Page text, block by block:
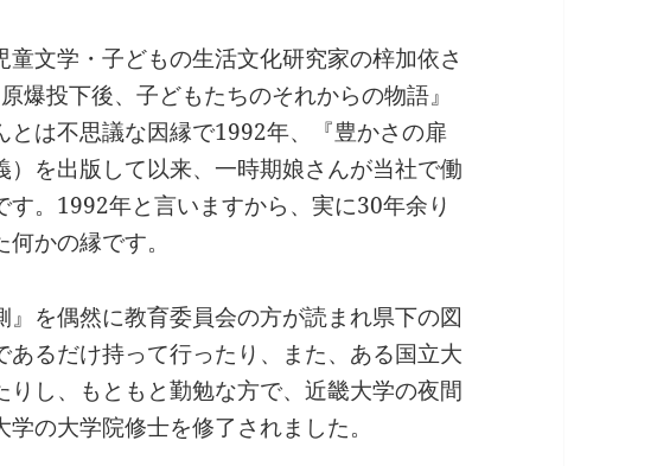
文学・子どもの生活文化研究家の梓加依さ
投下後、子どもたちのそれからの物語』
とは不思議な因縁で1992年、『豊かさの扉
を出版して以来、一時期娘さんが当社で働
。1992年と言いますから、実に30年余り
かの縁です。
を偶然に教育委員会の方が読まれ県下の図
るだけ持って行ったり、また、ある国立大
し、もともと勤勉な方で、近畿大学の夜間
の大学院修士を修了されました。